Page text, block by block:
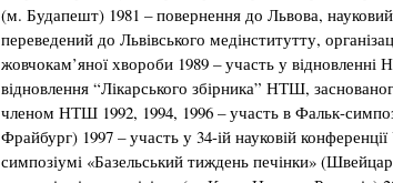
(м. Будапешт) 1981 – повернення до Львова,
переведений до Львівського медінститутту,
жовчокам’яної хвороби 1989 – участь у
відновлення “Лікарського збірника” НТШ,
членом НТШ 1992, 1994, 1996 – участь в Фальк-
Фрайбург) 1997 – участь у 34-ій науковій
симпозіумі «Базельський тиждень печінки»